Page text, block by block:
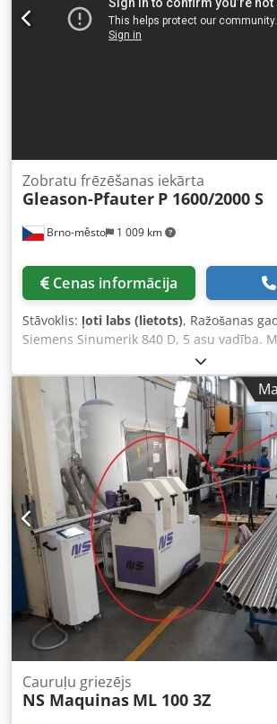
Brno-město 1 009 km
Zobratu frēzēšanas iekārta
Gleason-Pfauter P 1600/2000 S
Cenas informācija
Stāvoklis: ļoti labs (lietots), Ražošanas
Siemens Sinumerik 840 D, 5 asu vadība.
diametrs 2000 mm Riteņa platums 700
35 000 kg Csdpfxoza Egbs Apysrf
x 8,4 x 3,7 m
Cauruļu griezējs
NS Maquinas ML 100 3Z